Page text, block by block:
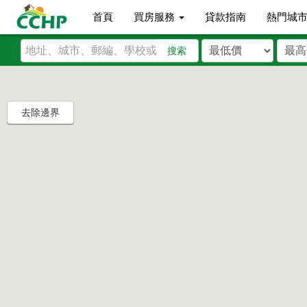
首頁 買房服務 貸款指南 熱門城
搜索
去除邊界